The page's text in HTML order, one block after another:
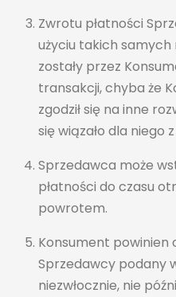
Zwrotu płatności
użyciu takich samych
zostały przez
transakcji, chyba że
zgodził się na inne
się wiązało dla niego
Sprzedawca może
płatności do czasu
powrotem.
Konsument powinien
Sprzedawcy podany
niezwłocznie, nie